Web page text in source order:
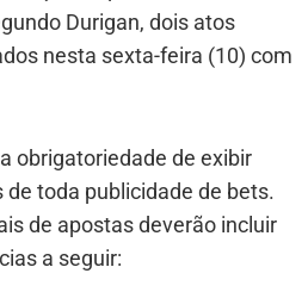
Durigan, dois atos
nesta sexta-feira (10) com
obrigatoriedade de exibir
toda publicidade de bets.
de apostas deverão incluir
a seguir: